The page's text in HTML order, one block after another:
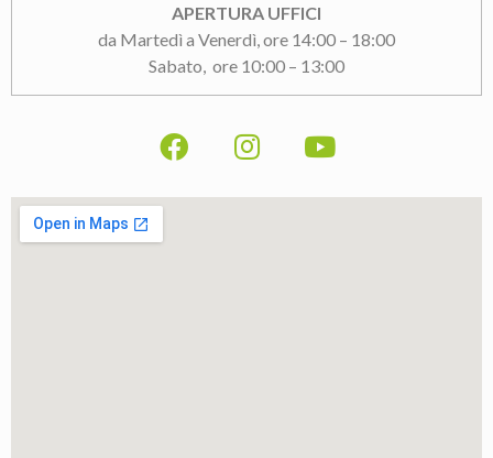
APERTURA UFFICI
da Martedì a Venerdì, ore 14:00 – 18:00
Sabato, ore 10:00 – 13:00